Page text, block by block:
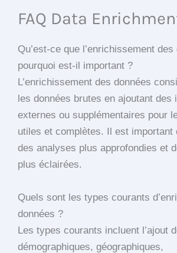
FAQ Data
Qu’est-ce que l’enrichissement
pourquoi est-il important ?
L’enrichissement des données
les données brutes en ajoutant des
externes ou supplémentaires pour
utiles et complètes. Il est important
des analyses plus approfondies et
plus éclairées.
Quels sont les types courants
données ?
Les types courants incluent l’ajout
démographiques, géographiques,